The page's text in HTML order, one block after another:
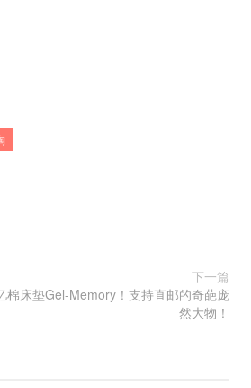
下一篇
棉床垫Gel-Memory！支持直邮的奇葩庞
然大物！